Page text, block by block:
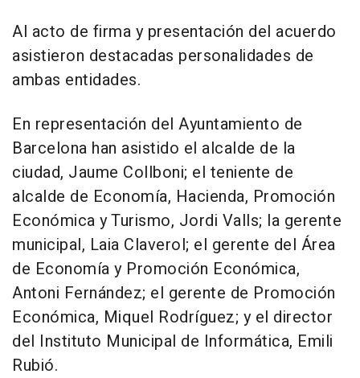
Al acto de firma y presentación del acuerdo
asistieron destacadas personalidades de
ambas entidades.
En representación del Ayuntamiento de
Barcelona han asistido el alcalde de la
ciudad, Jaume Collboni; el teniente de
alcalde de Economía, Hacienda, Promoción
Económica y Turismo, Jordi Valls; la gerente
municipal, Laia Claverol; el gerente del Área
de Economía y Promoción Económica,
Antoni Fernández; el gerente de Promoción
Económica, Miquel Rodríguez; y el director
del Instituto Municipal de Informática, Emili
Rubió.